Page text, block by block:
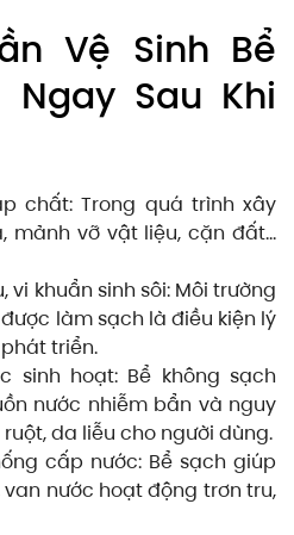
Vệ Sinh Bể
Ngay Sau Khi
chất: Trong quá trình xây
mảnh vỡ vật liệu, cặn đất…
vi khuẩn sinh sôi: Môi trường
làm sạch là điều kiện lý
triển.
sinh hoạt: Bể không sạch
nước nhiễm bẩn và nguy
da liễu cho người dùng.
cấp nước: Bể sạch giúp
nước hoạt động trơn tru,